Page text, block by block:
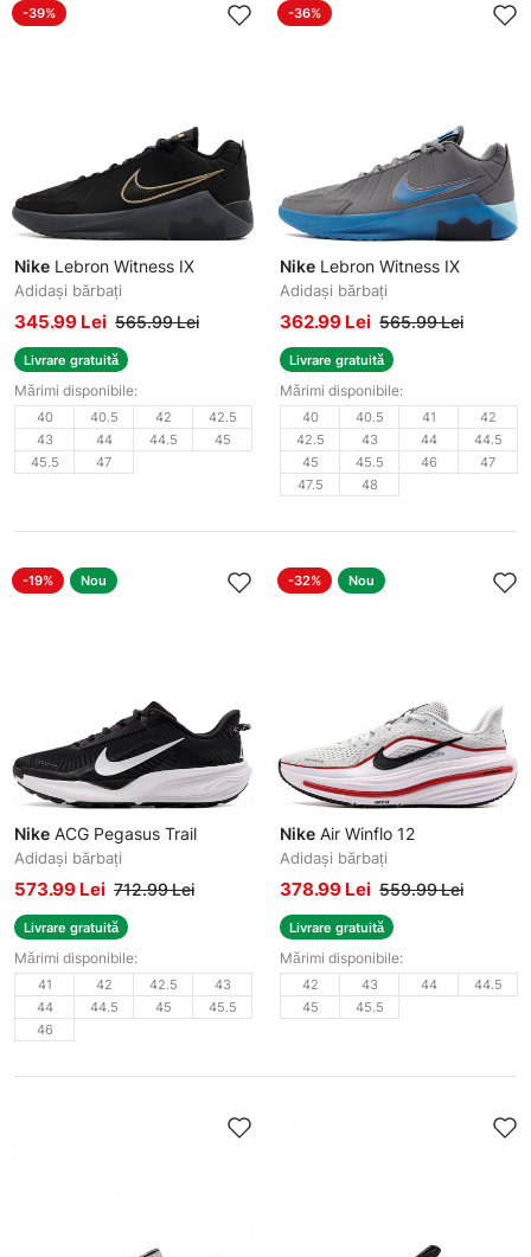
-39%
Nike Lebron Witness IX
Adidași bărbați
345.99 Lei 565.99 Lei
Livrare gratuită
Mărimi disponibile:
40 40.5 42
42.5
43
44 44.5
45
45.5
47
-36%
Nike Lebron Witness IX
Adidași bărbați
362.99 Lei 565.99 Lei
Livrare gratuită
Mărimi disponibile:
40 40.5 41
42
42.5
43 44
44.5
45
45.5 46
47
47.5
48
-19% Nou
Nike ACG Pegasus Trail
Adidași bărbați
573.99 Lei 712.99 Lei
Livrare gratuită
Mărimi disponibile:
41 42 42.5
43
44
44.5 45
45.5
46
-32% Nou
Nike Air Winflo 12
Adidași bărbați
378.99 Lei 559.99 Lei
Livrare gratuită
Mărimi disponibile:
42 43 44
44.5
45
45.5